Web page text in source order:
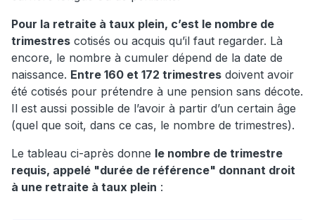
Pour la retraite à taux plein, c’est le nombre de
trimestres cotisés ou acquis qu’il faut regarder. Là
encore, le nombre à cumuler dépend de la date de
naissance. Entre 160 et 172 trimestres doivent avoir
été cotisés pour prétendre à une pension sans décote.
Il est aussi possible de l’avoir à partir d’un certain âge
(quel que soit, dans ce cas, le nombre de trimestres).
Le tableau ci-après donne le nombre de trimestre
requis, appelé "durée de référence" donnant droit
à une retraite à taux plein :